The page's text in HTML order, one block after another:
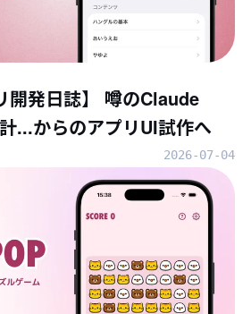
開発日誌】 噂のClaude
...からのアプリUI試作へ
2026-07-04